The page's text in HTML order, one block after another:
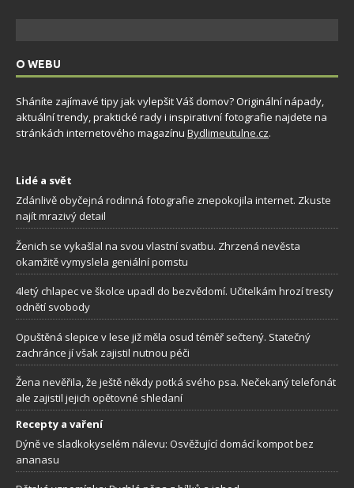
O WEBU
Sháníte zajímavé tipy jak vylepšit Váš domov? Originální nápady,
aktuální trendy, praktické rady i inspirativní fotografie najdete na
stránkách internetového magazínu Bydlimeutulne.cz.
Lidé a svět
Zdánlivě obyčejná rodinná fotografie znepokojila internet. Zkuste
najít mrazivý detail
Ženich se vykašlal na svou vlastní svatbu. Zhrzená nevěsta
okamžitě vymyslela geniální pomstu
4letý chlapec ve školce upadl do bezvědomí. Učitelkám hrozí tresty
odnětí svobody
Opuštěná slepice v lese již měla osud téměř sečtený. Statečný
zachránce jí však zajistil nutnou péči
Žena nevěřila, že ještě někdy potká svého psa. Nečekaný telefonát
ale zajistil jejich opětovné shledaní
Recepty a vaření
Dýně ve sladkokyselém nálevu: Osvěžující domácí kompot bez
ananasu